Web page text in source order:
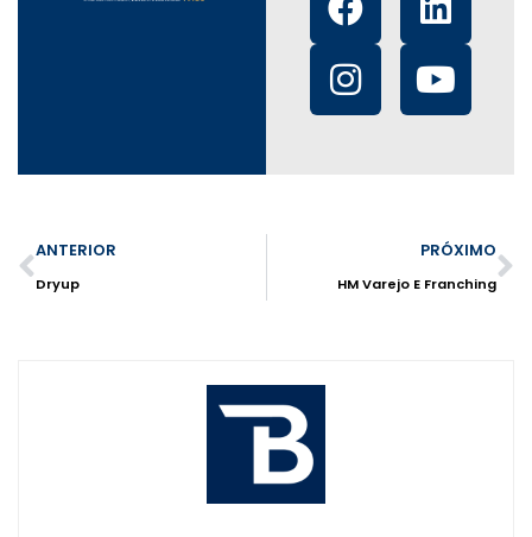
ANTERIOR
Dryup
PRÓXIMO
HM Varejo E Franching